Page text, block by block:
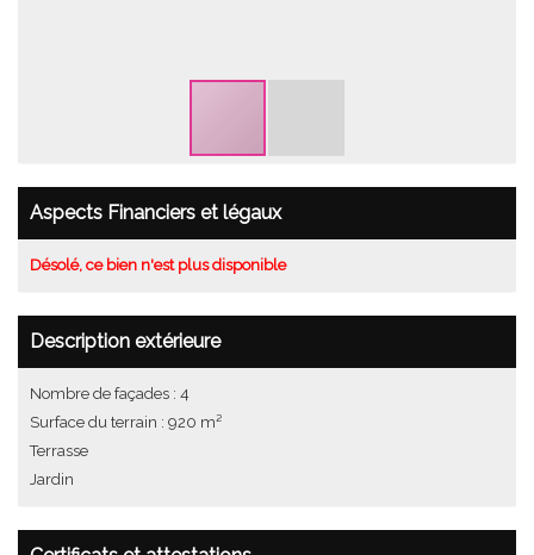
Aspects Financiers et légaux
Désolé, ce bien n'est plus disponible
Description extérieure
Nombre de façades : 4
Surface du terrain : 920 m²
Terrasse
Jardin